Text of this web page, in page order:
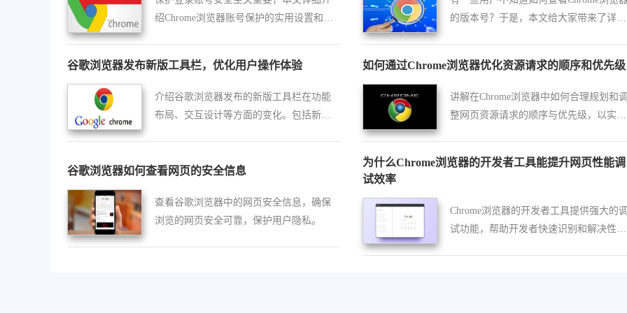
绍Chrome浏览器账号保护的实用设置和安
的版本号？于是，本文给大家带来了详细
谷歌浏览器发布新版工具栏，优化用户操作体验
介绍谷歌浏览器发布的新版工具栏在功能
布局、交互设计等方面的变化。包括新增
夹、历史记录等，提升整体操作效率，使
受舒适的浏览过程。
如何通过Chrome浏览器优化资源请求的顺序和优先级
讲解在Chrome浏览器中如何合理规划和
整网页资源请求的顺序与优先级，以实现
谷歌浏览器如何查看网页的安全信息
查看谷歌浏览器中的网页安全信息，确保
浏览的网页安全可靠，保护用户隐私。
为什么Chrome浏览器的开发者工具能提升网页性能调
试效率
Chrome浏览器的开发者工具提供强大的
试功能，帮助开发者快速识别和解决性能